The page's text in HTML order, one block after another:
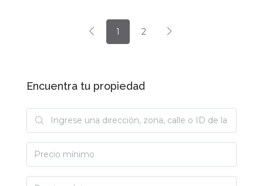
1 2
Encuentra tu propiedad